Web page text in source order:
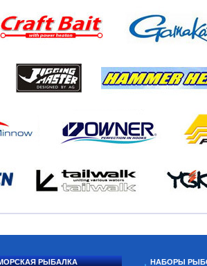
РЫБАЛКА НАБОРЫ